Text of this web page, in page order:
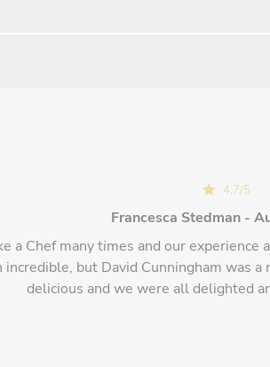
4,7/5
Francesca Stedman -
a Chef many times and our
incredible, but David Cunningham was
delicious and we were all delighted